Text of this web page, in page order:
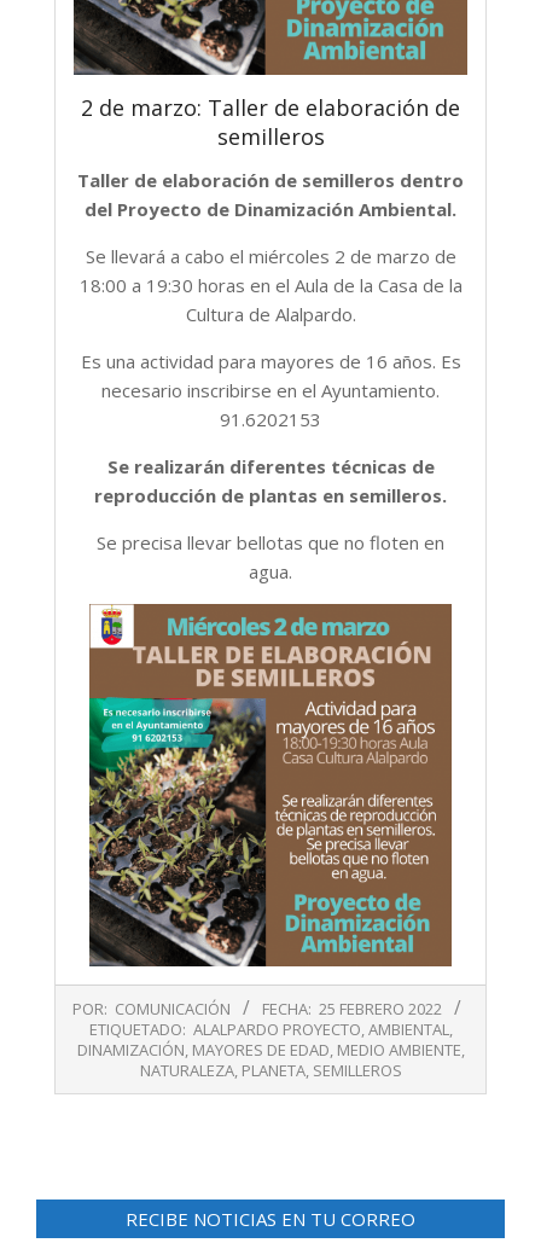
2 de marzo: Taller de elaboración de
semilleros
Taller de elaboración de semilleros dentro
del Proyecto de Dinamización Ambiental.
Se llevará a cabo el miércoles 2 de marzo de
18:00 a 19:30 horas en el Aula de la Casa de la
Cultura de Alalpardo.
Es una actividad para mayores de 16 años. Es
necesario inscribirse en el Ayuntamiento.
91.6202153
Se realizarán diferentes técnicas de
reproducción de plantas en semilleros.
Se precisa llevar bellotas que no floten en
agua.
02-
POR: COMUNICACIÓN FECHA: 25 FEBRERO 2022
ETIQUETADO: ALALPARDO PROYECTO,AMBIENTAL,
DINAMIZACIÓN, MAYORES DE EDAD, MEDIO AMBIENTE,
NATURALEZA, PLANETA, SEMILLEROS
RECIBE NOTICIAS EN TU CORREO